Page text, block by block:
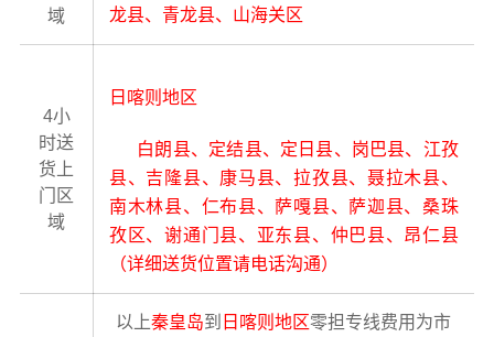
域
龙县、青龙县、山海关区
4小
时送
货上
门区
域
日喀则地区
白朗县、定结县、定日县、岗巴县、江孜
县、吉隆县、康马县、拉孜县、聂拉木县、
南木林县、仁布县、萨嘎县、萨迦县、桑珠
孜区、谢通门县、亚东县、仲巴县、昂仁县
（详细送货位置请电话沟通）
以上秦皇岛到 日喀则地区零担专线费用为市